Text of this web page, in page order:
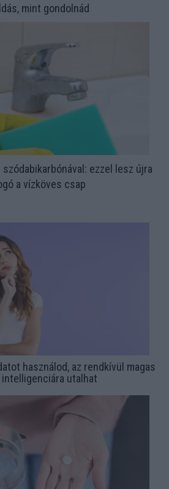
mint gondolnád
ezzel lesz újra
a vízköves csap
használod, az rendkívül magas
utalhat